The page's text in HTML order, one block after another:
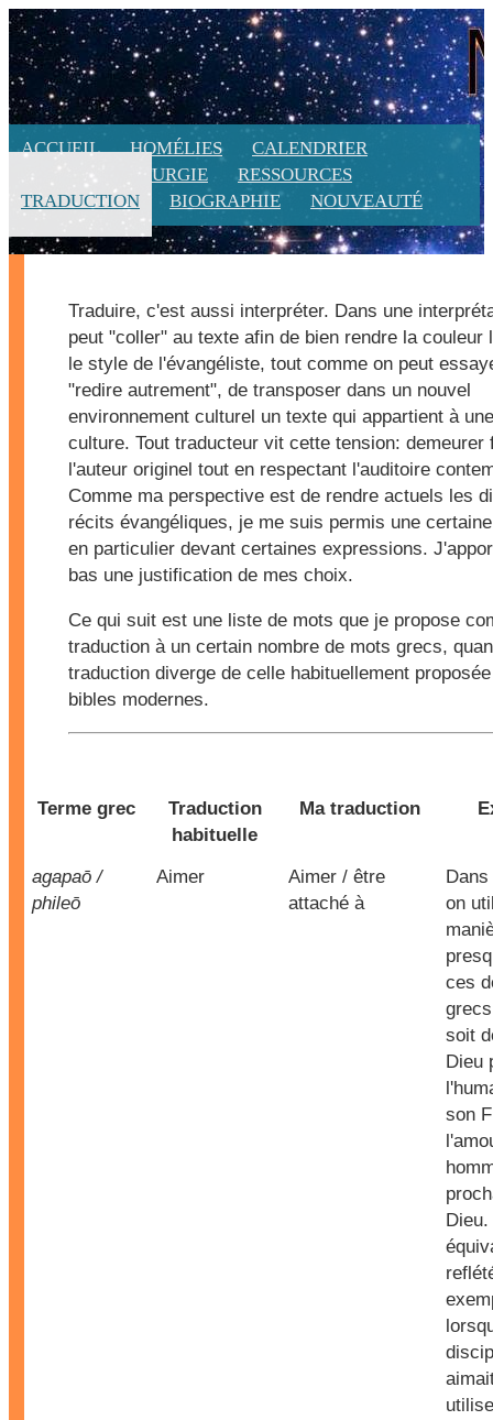
ACCUEIL HOMÉLIES
CALENDRIER
THÈMES
LITURGIE
RESSOURCES
TRADUCTION
BIOGRAPHIE NOUVEAUTÉ
Traduire, c'est aussi interpréter. Dans une
peut "coller" au texte afin de bien rendre la couleur
le style de l'évangéliste, tout comme on peut
"redire autrement", de transposer dans un nouvel
environnement culturel un texte qui appartient à
culture. Tout traducteur vit cette tension: demeurer
l'auteur originel tout en respectant l'auditoire
Comme ma perspective est de rendre actuels les
récits évangéliques, je me suis permis une
en particulier devant certaines expressions.
bas une justification de mes choix.
Ce qui suit est une liste de mots que je propose
traduction à un certain nombre de mots grecs,
traduction diverge de celle habituellement
bibles modernes.
Terme grec
Traduction
habituelle
Ma traduction
agapaō /
phileō
Aimer
Aimer / être
attaché à
on
ces
soit
Dieu
son